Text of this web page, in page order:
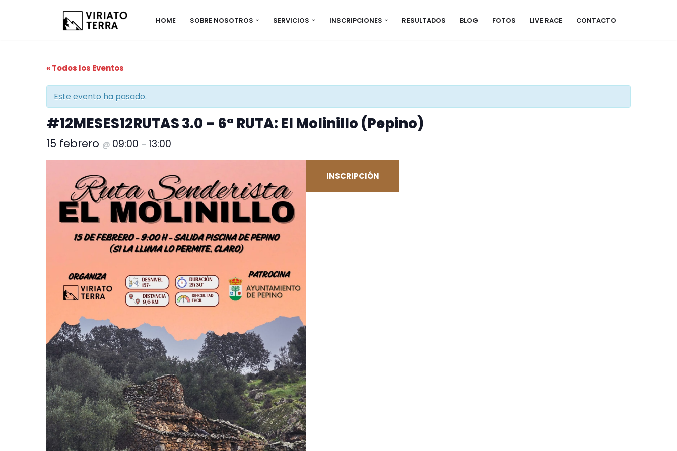
HOME SOBRE NOSOTROS SERVICIOS INSCRIPCIONES RESULTADOS BLOG FOTOS LIVE RACE CONTACTO
« Todos los Eventos
Este evento ha pasado.
#12MESES12RUTAS 3.0 – 6ª RUTA: El Molinillo (Pepino)
15 febrero @ 09:00 – 13:00
INSCRIPCIÓN